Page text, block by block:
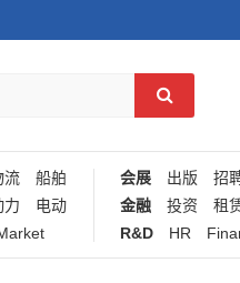
流
船舶
力
电动
会展 出版 招
金融
投资 租
R&D
HR